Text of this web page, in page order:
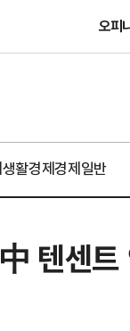
오피
생활경제경제일반
텐센